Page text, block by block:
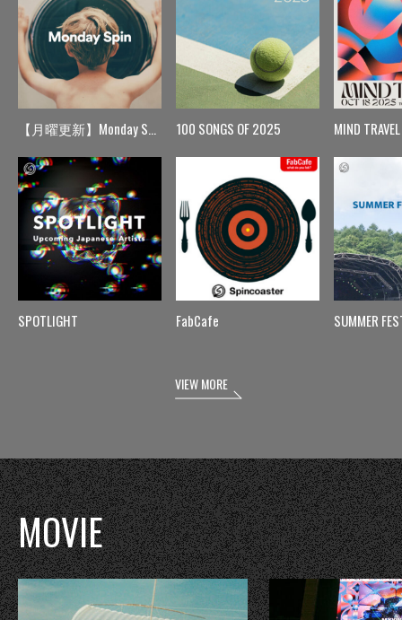
【月曜更新】Monday Spin
SPOTLIGHT
100 SONGS OF 2025
FabCafe
MIND TRAVEL
SUMMER
VIEW MORE
MOVIE